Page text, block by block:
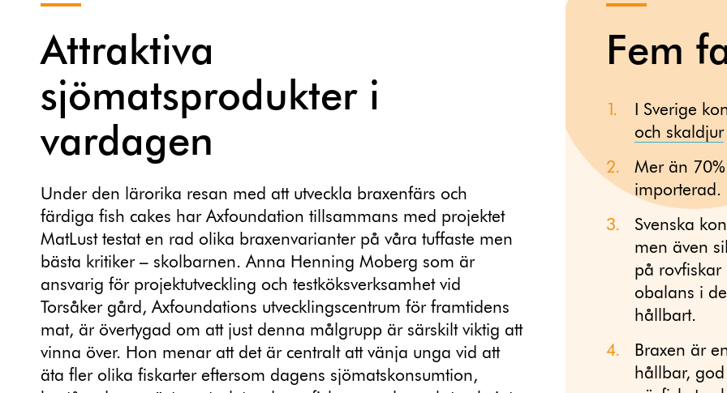
Attraktiva
sjömatsprodukter i
vardagen
Under den lärorika resan med att utveckla braxenfärs och
färdiga fish cakes har Axfoundation tillsammans med projektet
MatLust testat en rad olika braxenvarianter på våra tuffaste men
bästa kritiker – skolbarnen. Anna Henning Moberg som är
ansvarig för projektutveckling och testköksverksamhet vid
Torsåker gård, Axfoundations utvecklingscentrum för framtidens
mat, är övertygad om att just denna målgrupp är särskilt viktig att
vinna över. Hon menar att det är centralt att vänja unga vid att
äta fler olika fiskarter eftersom dagens sjömatskonsumtion,
Fem
I Sverige
och skaldjur
Mer än
importerad.
Svenska
men även
på
obalans i
hållbart.
Braxen är
hållbar,